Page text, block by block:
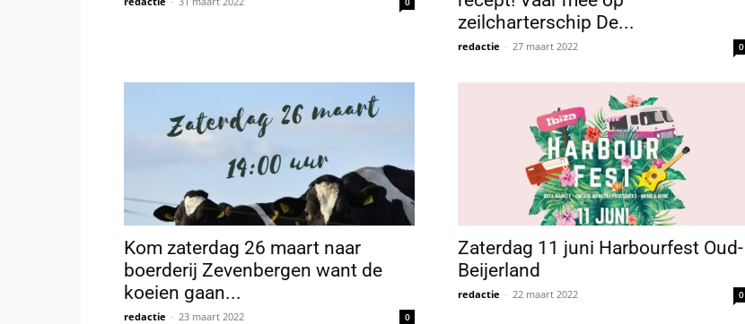
zeilcharterschip De...
redactie - 27 maart 2022 0
Kom zaterdag 26 maart naar
boerderij Zevenbergen want de
koeien gaan...
redactie - 23 maart 2022 0
Zaterdag 11 juni Harbourfest Oud-
Beijerland
redactie - 22 maart 2022 0